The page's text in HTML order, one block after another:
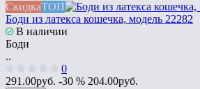
СкидкаТОП
Боди из латекса кошечка, модель 22282
В наличии
Боди
..
0
291.00руб. -30 % 204.00руб.